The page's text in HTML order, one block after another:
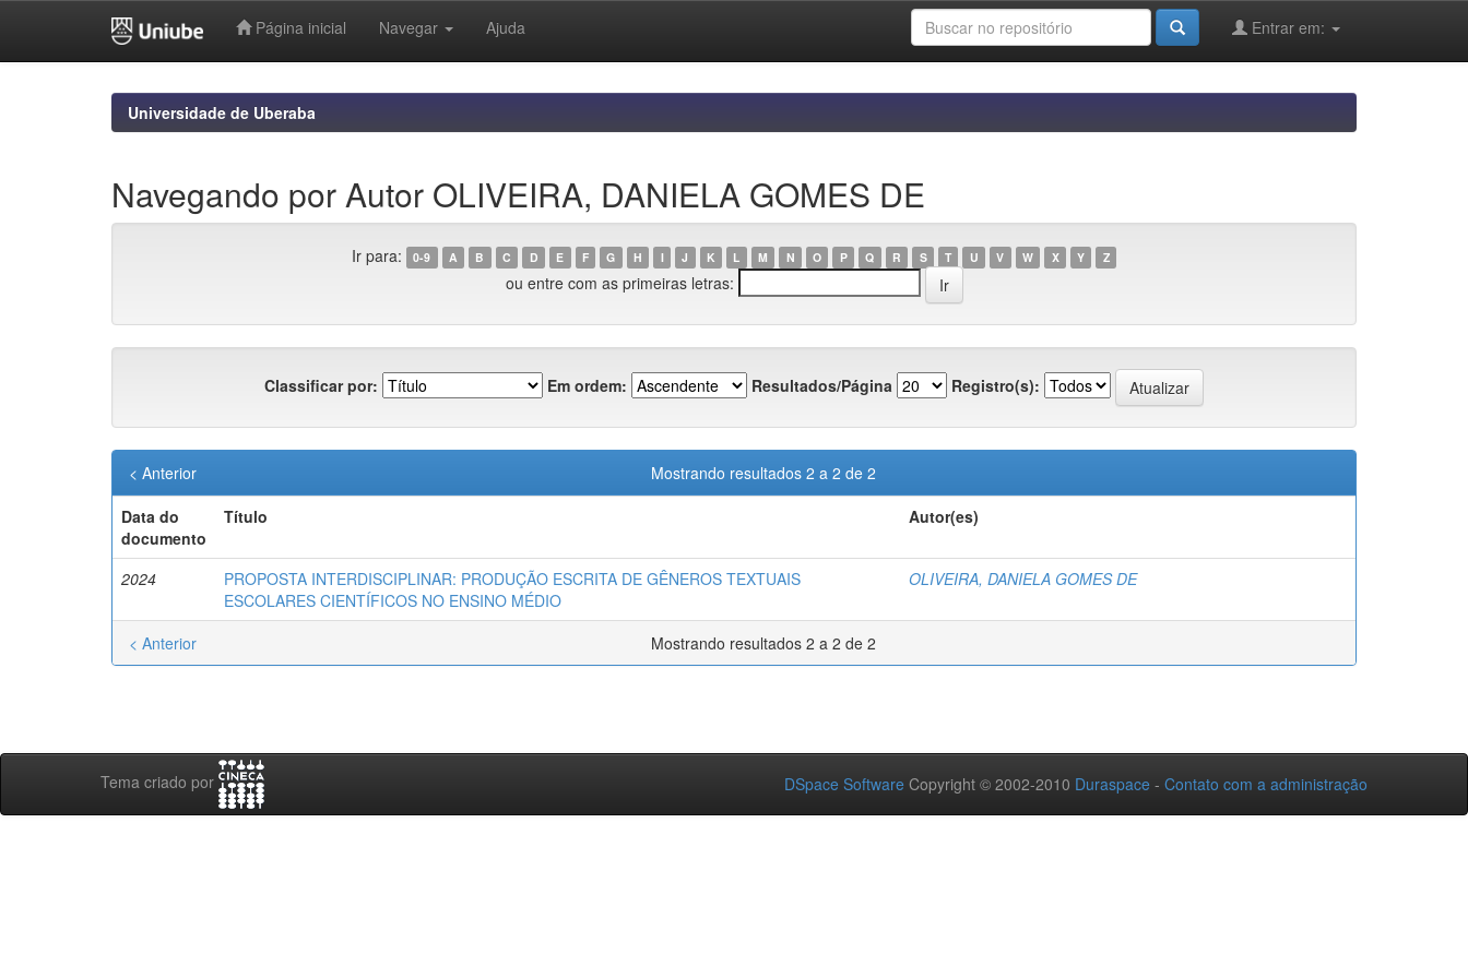
Página inicial Navegar Ajuda Entrar em:
Universidade de Uberaba
Navegando por Autor OLIVEIRA, DANIELA GOMES DE
Ir para: 0-9 A B C D E F G H I J K L M N O P Q R S T U V W X Y Z
ou entre com as primeiras letras:
Classificar por: Em ordem: Resultados/Página Registro(s):
Mostrando resultados 2 a 2 de 2
< Anterior
Data do
documento
Título Autor(es)
2024
PROPOSTA INTERDISCIPLINAR: PRODUÇÃO ESCRITA DE GÊNEROS TEXTUAIS
ESCOLARES CIENTÍFICOS NO ENSINO MÉDIO
OLIVEIRA, DANIELA GOMES DE
Mostrando resultados 2 a 2 de 2
< Anterior
Tema criado por DSpace Software Copyright © 2002-2010 Duraspace - Contato com a administração